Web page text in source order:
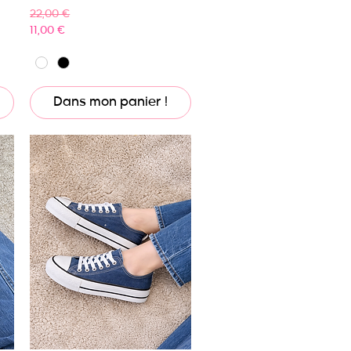
Prix original
22,00 €
Prix promotionnel
11,00 €
Dans mon panier !